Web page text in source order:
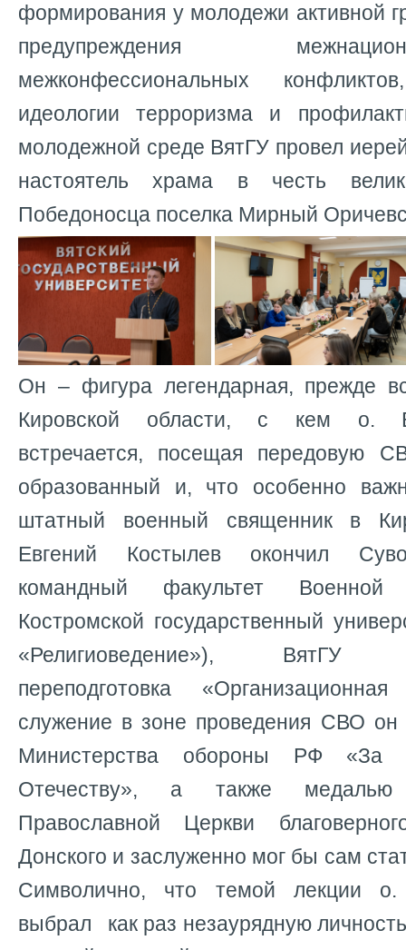
формирования у молодежи активной
предупреждения
межконфессиональных
идеологии терроризма и
молодежной среде ВятГУ провел
настоятель храма в честь
Победоносца поселка Мирный
Он – фигура легендарная, прежде
Кировской области, с кем о.
встречается, посещая передовую
образованный и, что особенно
штатный военный священник в
Евгений Костылев окончил
командный факультет
Костромской государственный
«Религиоведение»), ВятГУ
переподготовка
служение в зоне проведения СВО он
Министерства обороны РФ «За
Отечеству», а также медалью
Православной Церкви
Донского и заслуженно мог бы сам
Символично, что темой лекции о.
выбрал как раз незаурядную